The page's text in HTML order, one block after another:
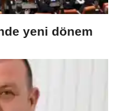
yeni dönem